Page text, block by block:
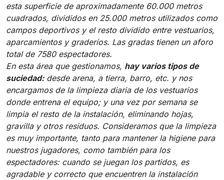
760 mm 4560 m²/h
E83
830 mm
E85
810 mm 6075 m²/h
E100
1000 mm 7500 m²/h
esta superficie de aproximadamente 60.000 metros
cuadrados, divididos en 25.000 metros utilizados como
campos deportivos y el resto dividido entre vestuarios,
aparcamientos y graderíos. Las gradas tienen un aforo
total de 7580 espectadores.
En esta área que gestionamos, hay varios tipos de
suciedad:desde arena, a tierra, barro, etc. y nos
encargamos de la limpieza diaria de los vestuarios
donde entrena el equipo; y una vez por semana se
limpia el resto de la instalación, eliminando hojas,
gravilla y otros residuos. Consideramos que la limpieza
es muy importante, tanto para mantener la higiene para
nuestros jugadores, como también para los
espectadores: cuando se juegan los partidos, es
agradable y correcto que encuentren la instalación